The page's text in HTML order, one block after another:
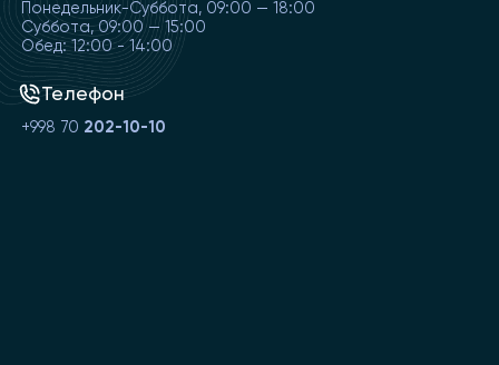
Понедельник-Суббота, 09:00 — 18:00
Суббота, 09:00 — 15:00
Обед: 12:00 - 14:00
Телефон
+998 70 202-10-10